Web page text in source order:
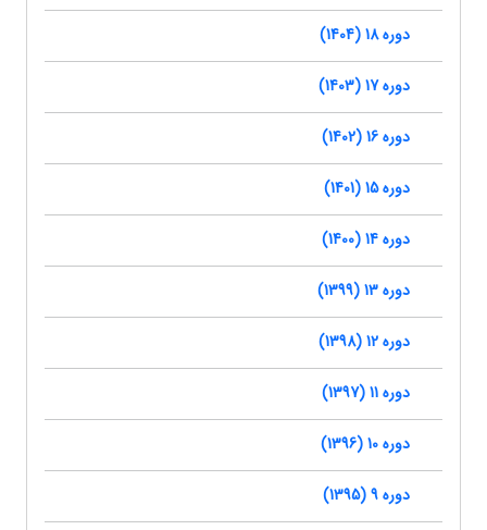
دوره 18 (1404)
دوره 17 (1403)
دوره 16 (1402)
دوره 15 (1401)
دوره 14 (1400)
دوره 13 (1399)
دوره 12 (1398)
دوره 11 (1397)
دوره 10 (1396)
دوره 9 (1395)